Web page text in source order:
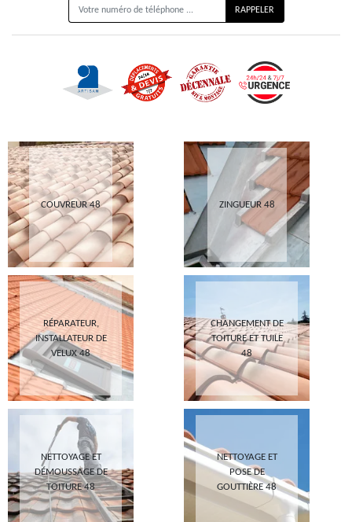
COUVREUR 48 ZINGUEUR 48
RÉPARATEUR,
INSTALLATEUR DE
VELUX 48
CHANGEMENT DE
TOITURE ET TUILE
48
NETTOYAGE ET
DÉMOUSSAGE DE
TOITURE 48
NETTOYAGE ET
POSE DE
GOUTTIÈRE 48